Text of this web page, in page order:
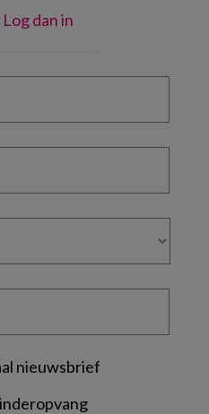
Log dan in
nieuwsbrief